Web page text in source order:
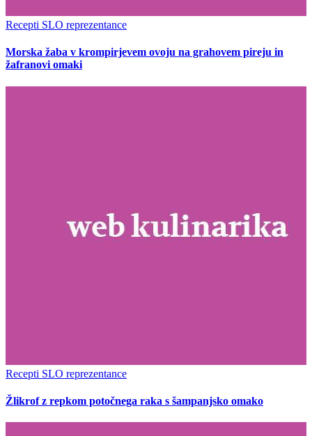
Recepti SLO reprezentance
Morska žaba v krompirjevem ovoju na grahovem pireju in
žafranovi omaki
Recepti SLO reprezentance
Žlikrof z repkom potočnega raka s šampanjsko omako